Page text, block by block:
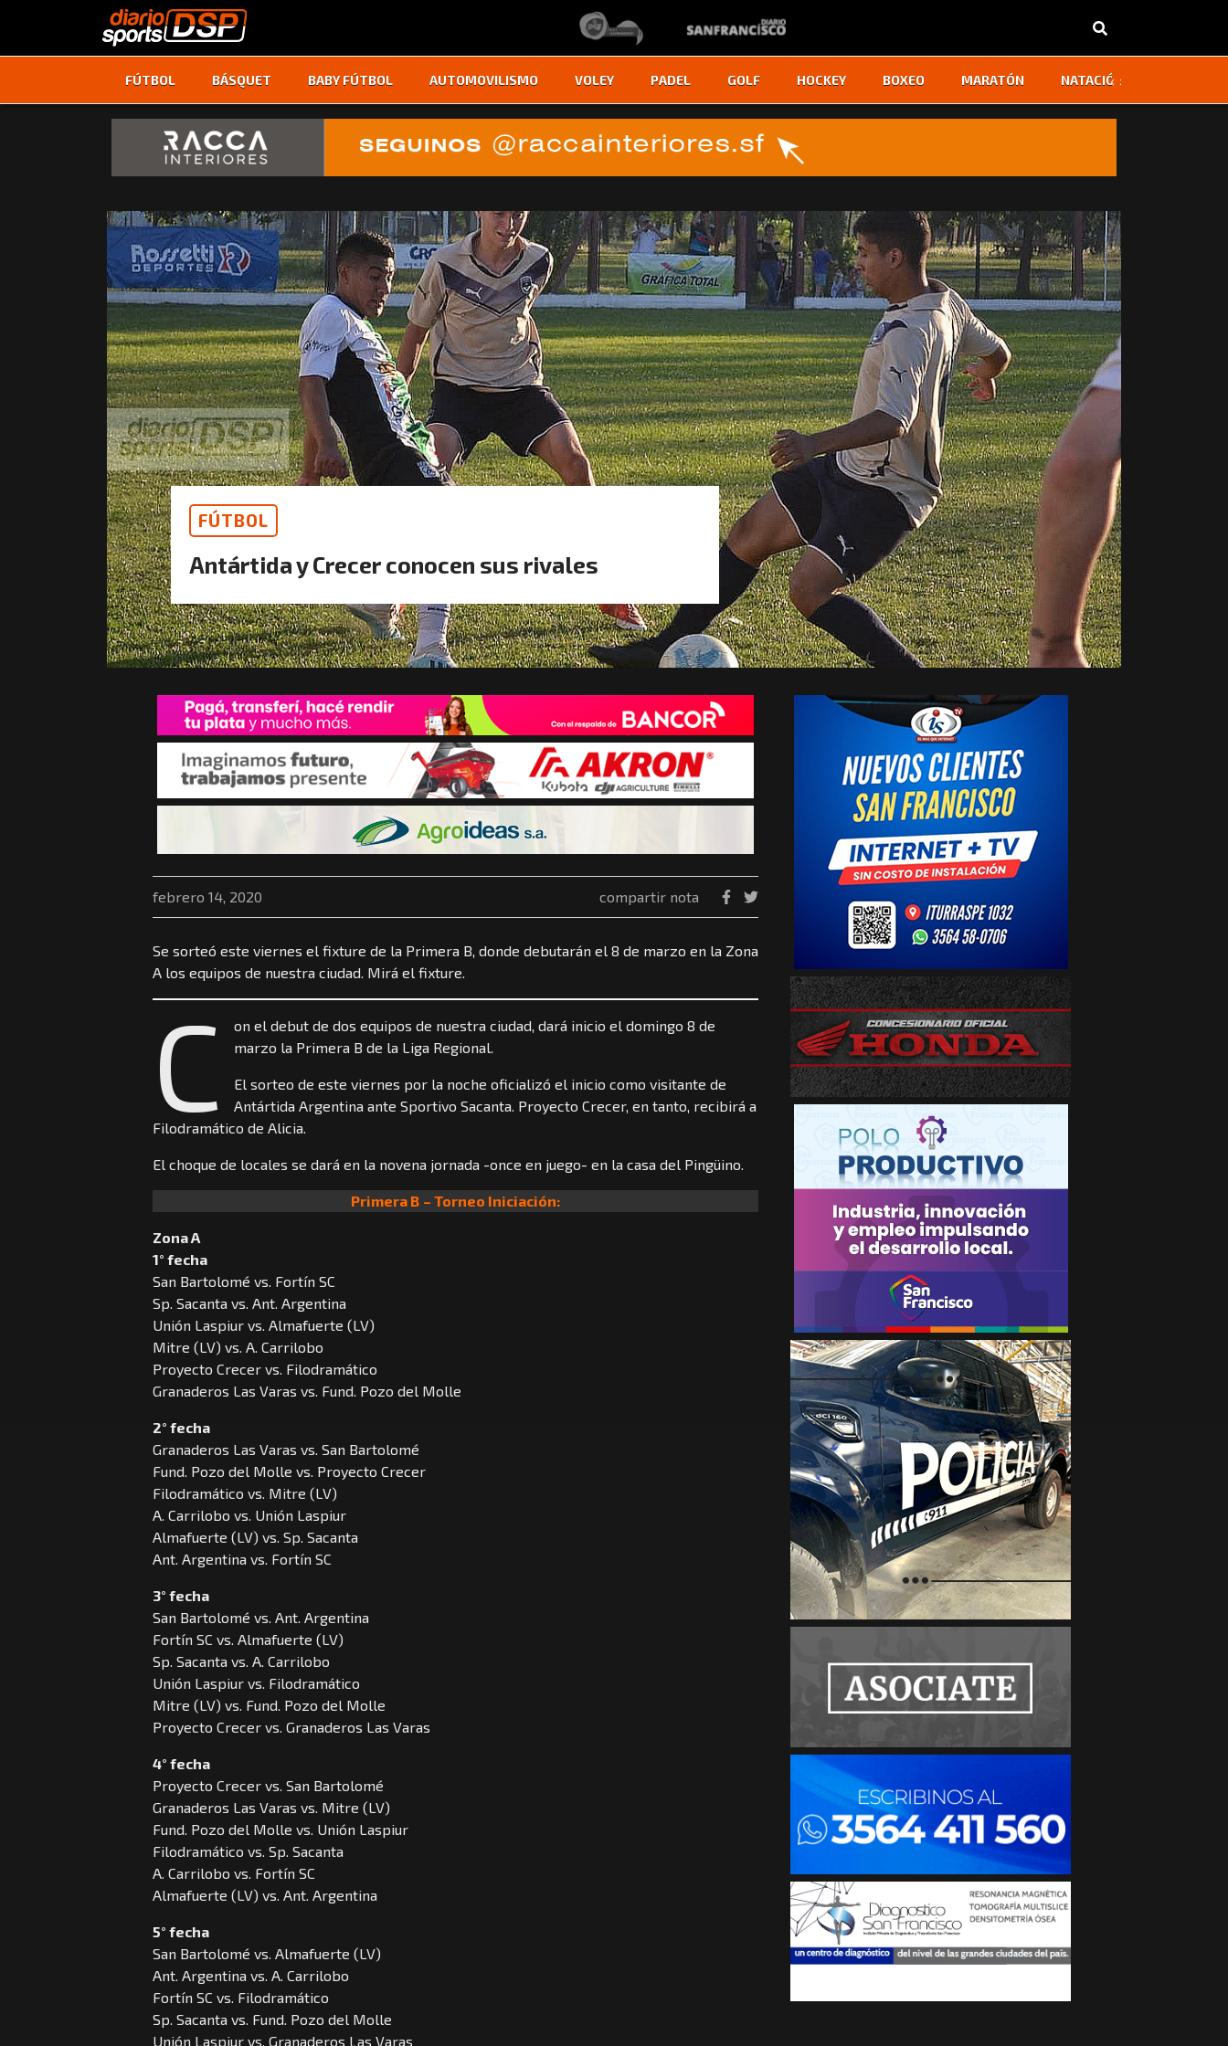
FÚTBOL BÁSQUET BABY FÚTBOL AUTOMOVILISMO VOLEY PADEL GOLF HOCKEY BOXEO MARATÓN NATACIÓN
‹ ›
FÚTBOL
Antártida y Crecer conocen sus rivales
febrero 14, 2020 compartir nota
Se sorteó este viernes el fixture de la Primera B, donde debutarán el 8 de marzo en la Zona
A los equipos de nuestra ciudad. Mirá el fixture.
C
on el debut de dos equipos de nuestra ciudad, dará inicio el domingo 8 de
marzo la Primera B de la Liga Regional.
El sorteo de este viernes por la noche oficializó el inicio como visitante de
Antártida Argentina ante Sportivo Sacanta. Proyecto Crecer, en tanto, recibirá a
Filodramático de Alicia.
El choque de locales se dará en la novena jornada -once en juego- en la casa del Pingüino.
Primera B – Torneo Iniciación:
Zona A
1° fecha
San Bartolomé vs. Fortín SC
Sp. Sacanta vs. Ant. Argentina
Unión Laspiur vs. Almafuerte (LV)
Mitre (LV) vs. A. Carrilobo
Proyecto Crecer vs. Filodramático
Granaderos Las Varas vs. Fund. Pozo del Molle
2° fecha
Granaderos Las Varas vs. San Bartolomé
Fund. Pozo del Molle vs. Proyecto Crecer
Filodramático vs. Mitre (LV)
A. Carrilobo vs. Unión Laspiur
Almafuerte (LV) vs. Sp. Sacanta
Ant. Argentina vs. Fortín SC
3° fecha
San Bartolomé vs. Ant. Argentina
Fortín SC vs. Almafuerte (LV)
Sp. Sacanta vs. A. Carrilobo
Unión Laspiur vs. Filodramático
Mitre (LV) vs. Fund. Pozo del Molle
Proyecto Crecer vs. Granaderos Las Varas
4° fecha
Proyecto Crecer vs. San Bartolomé
Granaderos Las Varas vs. Mitre (LV)
Fund. Pozo del Molle vs. Unión Laspiur
Filodramático vs. Sp. Sacanta
A. Carrilobo vs. Fortín SC
Almafuerte (LV) vs. Ant. Argentina
5° fecha
San Bartolomé vs. Almafuerte (LV)
Ant. Argentina vs. A. Carrilobo
Fortín SC vs. Filodramático
Sp. Sacanta vs. Fund. Pozo del Molle
Unión Laspiur vs. Granaderos Las Varas